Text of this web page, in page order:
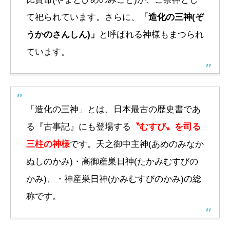
て祀られています。さらに、
「造化の三神(ぞ
うかのさんしん)」
と呼ばれる神様もまつられ
ています。
「造化の三神」とは、日本最古の歴史書であ
る『古事記』にも登場する
〝むすび〟を司る
三柱の神様です。天之御中主神(あめのみなか
ぬしのかみ)・高御産巣日神(たかみむすびの
かみ)、・神産巣日神(かみむすびのかみ)の総
称です。